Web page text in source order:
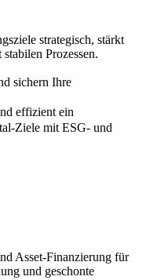
strategisch, stärkt
Prozessen.
sichern Ihre
effizient ein
Ziele mit ESG- und
Asset-Finanzierung für
und geschonte